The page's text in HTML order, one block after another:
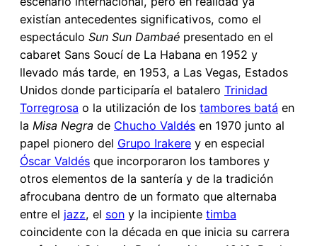
existían antecedentes significativos, como el
espectáculo Sun Sun Dambaé presentado en el
cabaret Sans Soucí de La Habana en 1952 y
llevado más tarde, en 1953, a Las Vegas, Estados
Unidos donde participaría el batalero Trinidad
Torregrosa o la utilización de los tambores batá en
la Misa Negra de Chucho Valdés en 1970 junto al
papel pionero del Grupo Irakere y en especial
Óscar Valdés que incorporaron los tambores y
otros elementos de la santería y de la tradición
afrocubana dentro de un formato que alternaba
entre el jazz, el son y la incipiente timba
coincidente con la década en que inicia su carrera